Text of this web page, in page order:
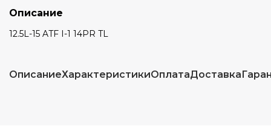
Описание
12.5L-15 ATF I-1 14PR TL
ОписаниеХарактеристикиОплатаДоставка